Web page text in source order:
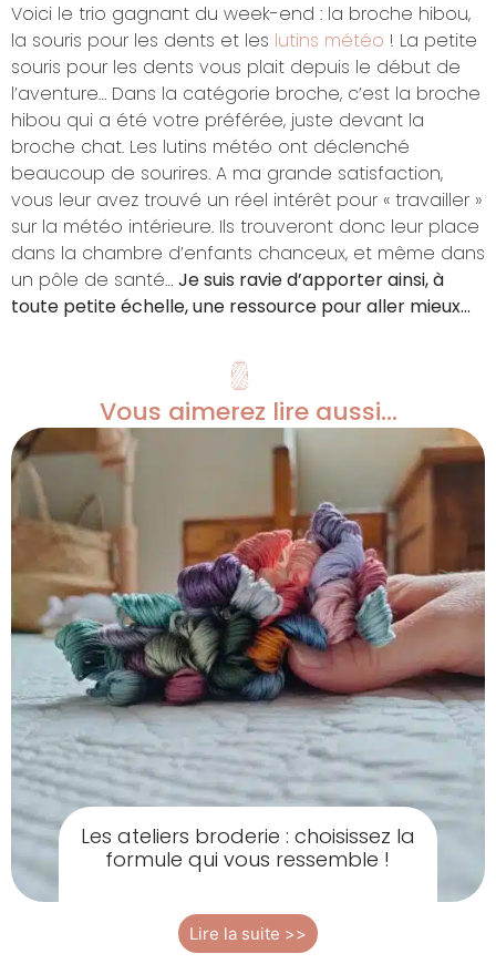
Voici le trio gagnant du week-end : la broche hibou,
la souris pour les dents et les lutins météo ! La petite
souris pour les dents vous plait depuis le début de
l’aventure… Dans la catégorie broche, c’est la broche
hibou qui a été votre préférée, juste devant la
broche chat. Les lutins météo ont déclenché
beaucoup de sourires. A ma grande satisfaction,
vous leur avez trouvé un réel intérêt pour « travailler »
sur la météo intérieure. Ils trouveront donc leur place
dans la chambre d’enfants chanceux, et même dans
un pôle de santé… Je suis ravie d’apporter ainsi, à
toute petite échelle, une ressource pour aller mieux…
Vous aimerez lire aussi...
Les ateliers broderie : choisissez la
formule qui vous ressemble !
Lire la suite >>